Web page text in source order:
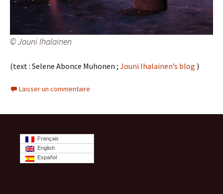
© Jouni Ihalainen
(text : Selene Abonce Muhonen ; Jouni Ihalainen’s blog )
Laisser un commentaire
Français
English
Español